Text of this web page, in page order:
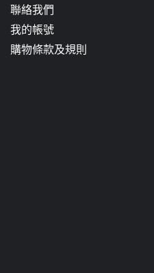
聯絡我們
我的帳號
購物條款及規則